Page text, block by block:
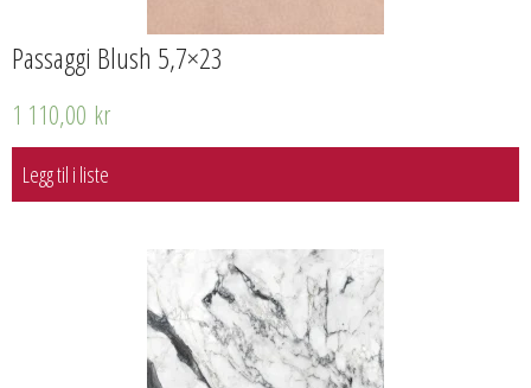
Passaggi Blush 5,7×23
1 110,00 kr
Legg til i liste